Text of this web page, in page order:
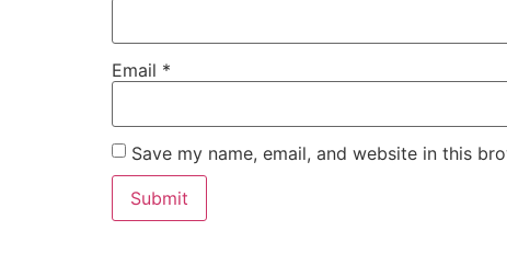
Email *
Save my name, email, and website in this